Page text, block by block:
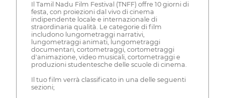
Il Tamil Nadu Film Festival (TNFF) offre 10 giorni di
festa, con proiezioni dal vivo di cinema
indipendente locale e internazionale di
straordinaria qualità. Le categorie di film
includono lungometraggi narrativi,
lungometraggi animati, lungometraggi
documentari, cortometraggi, cortometraggi
d'animazione, video musicali, cortometraggi e
produzioni studentesche delle scuole di cinema.
Il tuo film verrà classificato in una delle seguenti
sezioni;